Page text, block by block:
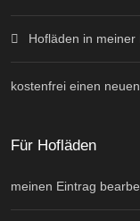
Hofläden in meiner
kostenfrei einen
Für Hofläden
meinen Eintrag